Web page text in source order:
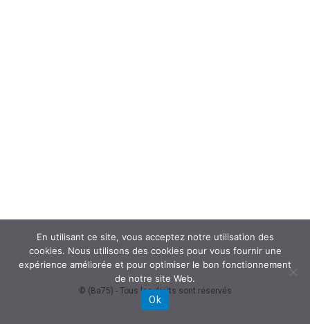
© (Ba75) - Tous les droits sont réservés
En utilisant ce site, vous acceptez notre utilisation des
cookies. Nous utilisons des cookies pour vous fournir une
expérience améliorée et pour optimiser le bon fonctionnement
de notre site Web.
Ok